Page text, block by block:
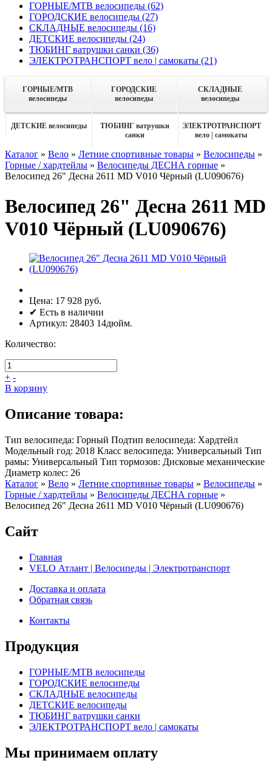
ГОРНЫЕ/MTB велосипеды (62)
ГОРОДСКИЕ велосипеды (27)
СКЛАДНЫЕ велосипеды (16)
ДЕТСКИЕ велосипеды (24)
ТЮБИНГ ватрушки санки (36)
ЭЛЕКТРОТРАНСПОРТ вело | самокаты (21)
ГОРНЫЕ/MTB
велосипеды
ГОРОДСКИЕ
велосипеды
СКЛАДНЫЕ
велосипеды
ДЕТСКИЕ велосипеды
ТЮБИНГ ватрушки
санки
ЭЛЕКТРОТРАНСПОРТ
вело | самокаты
Каталог » Вело » Летние спортивные товары » Велосипеды »
Горные / хардтейлы » Велосипеды ДЕСНА горные »
Велосипед 26" Десна 2611 MD V010 Чёрный (LU090676)
Велосипед 26" Десна 2611 MD
V010 Чёрный (LU090676)
Цена: 17 928 руб.
✔ Есть в наличии
Артикул: 28403 14дюйм.
Количество:
+ -
В корзину
Описание товара:
Тип велосипеда: Горный Подтип велосипеда: Хардтейл
Модельный год: 2018 Класс велосипеда: Универсальный Тип
рамы: Универсальный Тип тормозов: Дисковые механические
Диаметр колес: 26
Каталог » Вело » Летние спортивные товары » Велосипеды »
Горные / хардтейлы » Велосипеды ДЕСНА горные »
Велосипед 26" Десна 2611 MD V010 Чёрный (LU090676)
Сайт
Главная
VELO Атлант | Велосипеды | Электротранспорт
Доставка и оплата
Обратная связь
Контакты
Продукция
ГОРНЫЕ/MTB велосипеды
ГОРОДСКИЕ велосипеды
СКЛАДНЫЕ велосипеды
ДЕТСКИЕ велосипеды
ТЮБИНГ ватрушки санки
ЭЛЕКТРОТРАНСПОРТ вело | самокаты
Мы принимаем оплату